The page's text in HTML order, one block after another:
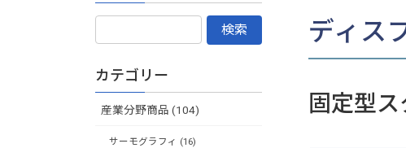
ディス
固定型
カテゴリー
産業分野商品 (104)
サーモグラフィ (16)